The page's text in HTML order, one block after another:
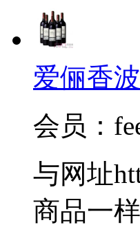
爱俪香
会员：
与网址
商品一